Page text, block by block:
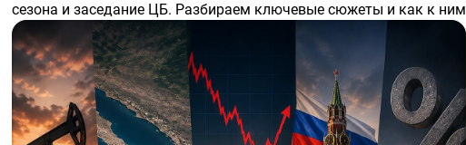
сезона и заседание ЦБ. Разбираем ключевые сюжеты и как к ним
подготовиться.
📌 Сейчас есть возможность заранее распределить капитал под
наиболее вероятные сценарии.
🛢 Иранский конфликт: сделка близко, но риски остаются
США и Иран обсуждают параметры соглашения. Трамп заявил,
что договорённость «в значительной мере согласована» и